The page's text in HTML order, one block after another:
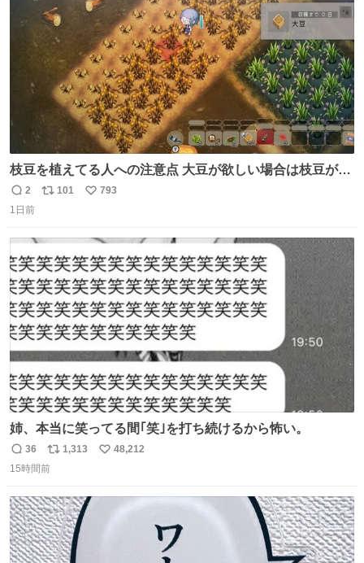
数
枝豆を植えてる人への注意点 大豆が欲しい場合は枝豆が収
穫できる状態で秋を迎えましょう。 気になって一部だけ収
穫したら普通に枯れてた… #ほの暮しの庭
返
信
2
リ
数
101
い
793
1日前
姉、本当に笑ってる間｢笑｣を打ち続けるから怖い。
返
信
36
リ
ポ
ト
数
1,313
い
48,212
15時間前